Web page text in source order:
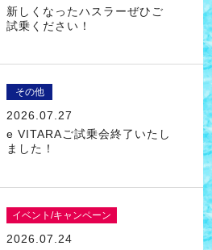
新しくなったハスラーぜひご
試乗ください！
その他
2026.07.27
e VITARAご試乗会終了いたし
ました！
イベント/キャンペーン
2026.07.24